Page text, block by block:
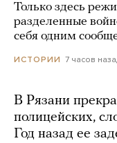
Только здесь
разделенные
себя одним
ИСТОРИИ 7 часов
В Рязани
полицейских,
Год назад ее